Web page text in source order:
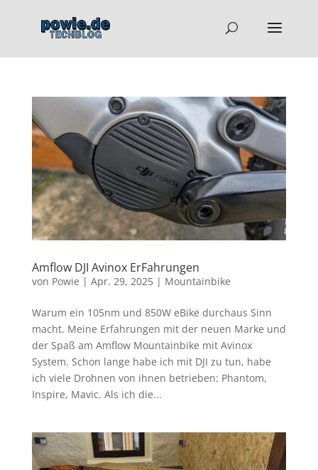
Amflow DJI Avinox ErFahrungen
von Powie | Apr. 29, 2025| Mountainbike
Warum ein 105nm und 850W eBike durchaus Sinn
macht. Meine Erfahrungen mit der neuen Marke und
der Spaß am Amflow Mountainbike mit Avinox
System. Schon lange habe ich mit DJI zu tun, habe
ich viele Drohnen von ihnen betrieben: Phantom,
Inspire, Mavic. Als ich die...